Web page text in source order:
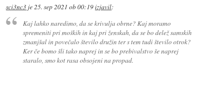
sci3nc3 je25. sep 2021 ob 00:19izjavil:
Kaj lahko naredimo, da se krivulja obrne? Kaj moramo
spremeniti pri moških in kaj pri ženskah, da se bo delež samskih
zmanjšal in povečalo število družin ter s tem tudi število otrok?
Ker če bomo šli tako naprej in se bo prebivalstvo še naprej
staralo, smo kot rasa obsojeni na propad.